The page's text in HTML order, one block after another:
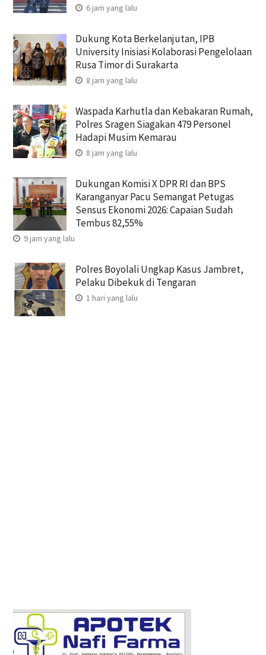
6 jam yang lalu
Dukung Kota Berkelanjutan, IPB
University Inisiasi Kolaborasi Pengelolaan
Rusa Timor di Surakarta
8 jam yang lalu
Waspada Karhutla dan Kebakaran Rumah,
Polres Sragen Siagakan 479 Personel
Hadapi Musim Kemarau
8 jam yang lalu
Dukungan Komisi X DPR RI dan BPS
Karanganyar Pacu Semangat Petugas
Sensus Ekonomi 2026: Capaian Sudah
Tembus 82,55%
9 jam yang lalu
Polres Boyolali Ungkap Kasus Jambret,
Pelaku Dibekuk di Tengaran
1 hari yang lalu